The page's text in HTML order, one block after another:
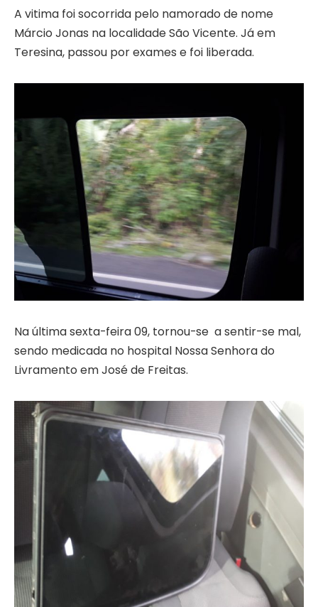
A vitima foi socorrida pelo namorado de nome
Márcio Jonas na localidade São Vicente. Já em
Teresina, passou por exames e foi liberada.
Na última sexta-feira 09, tornou-se a sentir-se mal,
sendo medicada no hospital Nossa Senhora do
Livramento em José de Freitas.